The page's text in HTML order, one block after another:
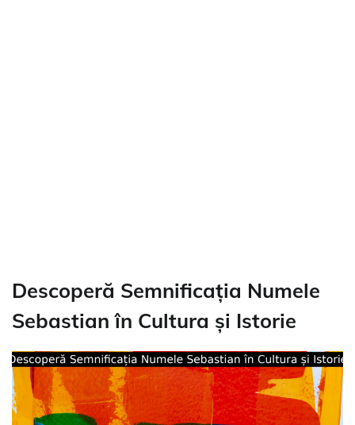
Descoperă Semnificația Numele
Sebastian în Cultura și Istorie